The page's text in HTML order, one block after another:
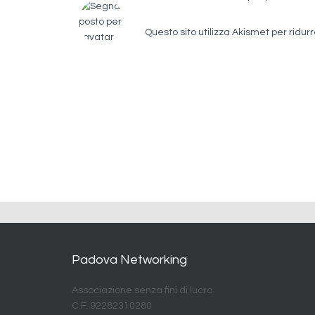
Questo sito utilizza Akismet per
Padova Networking
Associazione senza fini di lucro
C.F. 92282310280